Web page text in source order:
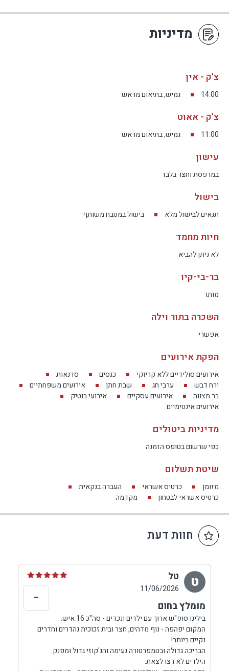
מדיניות
צ'ק - אין
14:00 גמיש, בתיאום מראש
צ'ק - אאוט
11:00 גמיש, בתיאום מראש
עישון
במרפסת וחצר בלבד
בישול
תנאים לבישול מלא בישול במטבח משותף
חיות מחמד
לא ניתן להביא
בר-בי-קיו
מותר
השכרה בתור וילה
אפשרי
הפקת אירועים
אירועים סולידיים ללא קריוקי כנסים
סדנאות
ירח דבש
ערבי חג שבת חתן
אירועים משפחתיים
בר מצווה
אירועים עסקיים
אירועי בוטיק
אירועים אינטימיים
מדיניות ביטולים
כפי שרשום בטופס הזמנה
שיטת תשלום
מזומן כרטיס אשראי
העברה בנקאית
כרטיס אשראי לבטחון
מקדמה
חוות דעת
ט טל
11/06/2026
מומלץ בחום
בילינו סופ"ש ארוך עם ילדים ונכדים - סה"כ 16 איש.
המקום יפהפה - נוף מדהים, חצר ובית זכוכית נהדרים וחדרים
נקיים ביותר!
הבריכה גדולה ובטמפרטורה נעימה והג'קוזי גדול ומפנק.
הילדים לא רצו לצאת.
-